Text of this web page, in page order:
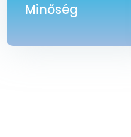
Minőség